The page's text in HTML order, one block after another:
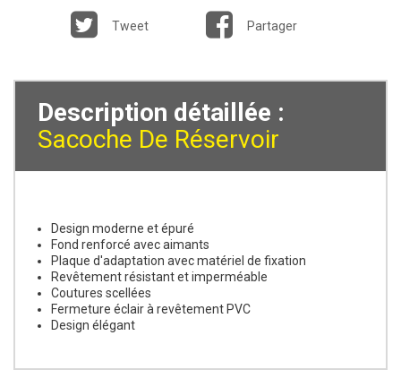
Tweet Partager
Description détaillée :
Sacoche De Réservoir
Design moderne et épuré
Fond renforcé avec aimants
Plaque d'adaptation avec matériel de fixation
Revêtement résistant et imperméable
Coutures scellées
Fermeture éclair à revêtement PVC
Design élégant